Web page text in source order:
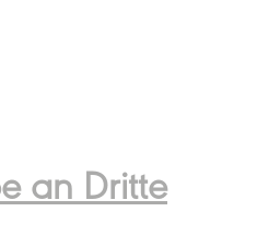
an Dritte